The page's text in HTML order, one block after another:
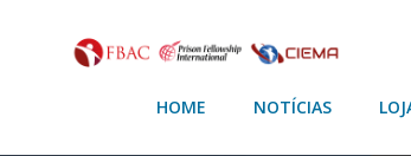
HOME NOTÍCIAS